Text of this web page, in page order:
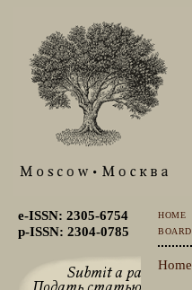
e-ISSN: 2305-6754
p-ISSN: 2304-0785
HOME
BOARD
Home